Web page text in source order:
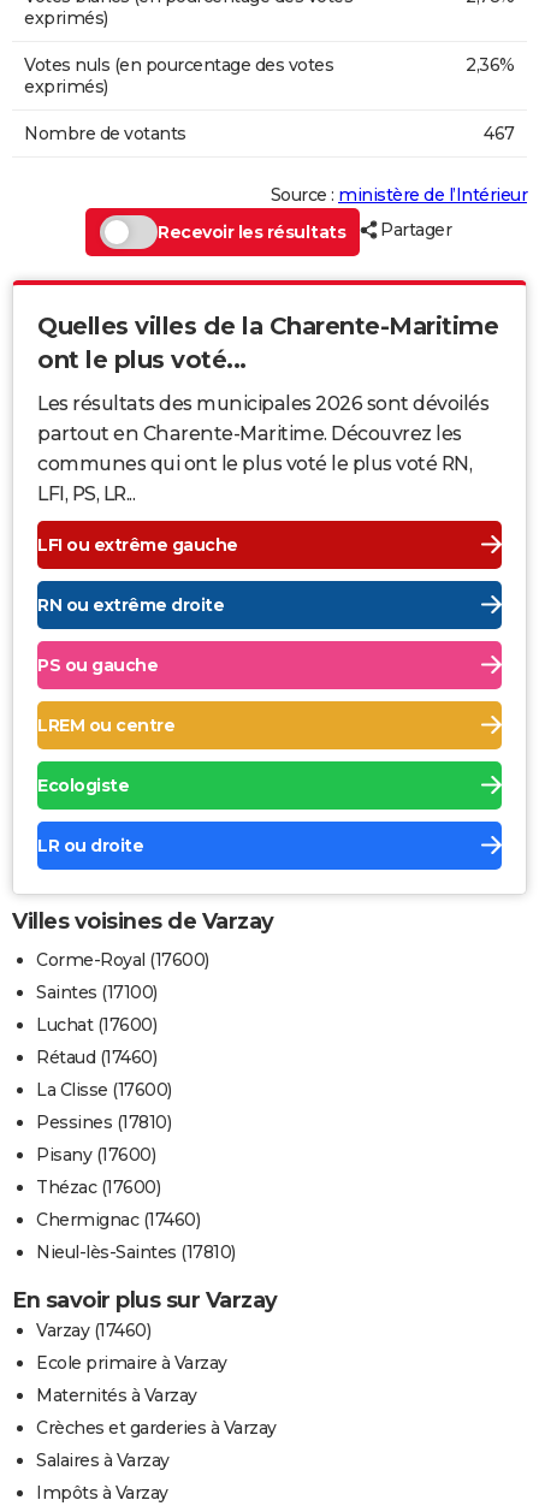
exprimés)
Votes nuls (en pourcentage des votes
exprimés)
2,36%
Nombre de votants 467
Source : ministère de l’Intérieur
Recevoir les résultats
Partager
Quelles villes de la Charente-Maritime
ont le plus voté...
Les résultats des municipales 2026 sont dévoilés
partout en Charente-Maritime. Découvrez les
communes qui ont le plus voté le plus voté RN,
LFI, PS, LR...
LFI ou extrême gauche
RN ou extrême droite
PS ou gauche
LREM ou centre
Ecologiste
LR ou droite
Villes voisines de Varzay
Corme-Royal (17600)
Saintes (17100)
Luchat (17600)
Rétaud (17460)
La Clisse (17600)
Pessines (17810)
Pisany (17600)
Thézac (17600)
Chermignac (17460)
Nieul-lès-Saintes (17810)
En savoir plus sur Varzay
Varzay (17460)
Ecole primaire à Varzay
Maternités à Varzay
Crèches et garderies à Varzay
Salaires à Varzay
Impôts à Varzay